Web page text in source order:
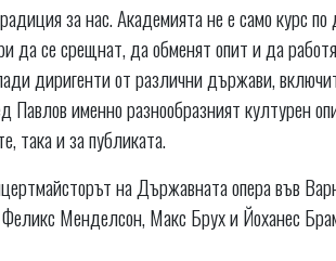
за нас. Академията не е само курс
да се срещнат, да обменят опит и да
диригенти от различни държави,
именно разнообразният културен
така и за публиката.
на Държавната опера във
Менделсон, Макс Брух и Йоханес